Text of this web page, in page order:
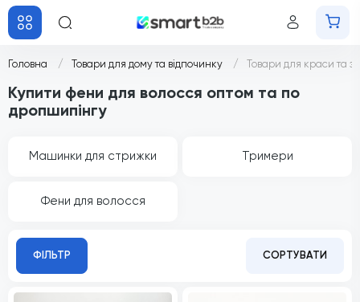
Головна Товари для дому та відпочинку Товари для краси та
Купити фени для волосся оптом та по
дропшипінгу
Машинки для стрижки Тримери
Фени для волосся
ФІЛЬТР СОРТУВАТИ